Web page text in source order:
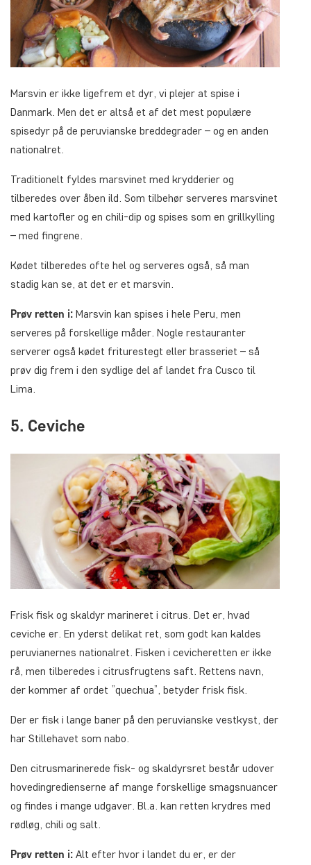
Marsvin er ikke ligefrem et dyr, vi plejer at spise i
Danmark. Men det er altså et af det mest populære
spisedyr på de peruvianske breddegrader – og en anden
nationalret.
Traditionelt fyldes marsvinet med krydderier og
tilberedes over åben ild. Som tilbehør serveres marsvinet
med kartofler og en chili-dip og spises som en grillkylling
– med fingrene.
Kødet tilberedes ofte hel og serveres også, så man
stadig kan se, at det er et marsvin.
Prøv retten i: Marsvin kan spises i hele Peru, men
serveres på forskellige måder. Nogle restauranter
serverer også kødet friturestegt eller brasseriet – så
prøv dig frem i den sydlige del af landet fra Cusco til
Lima.
5. Ceviche
Frisk fisk og skaldyr marineret i citrus. Det er, hvad
ceviche er. En yderst delikat ret, som godt kan kaldes
peruvianernes nationalret. Fisken i cevicheretten er ikke
rå, men tilberedes i citrusfrugtens saft. Rettens navn,
der kommer af ordet ”quechua”, betyder frisk fisk.
Der er fisk i lange baner på den peruvianske vestkyst, der
har Stillehavet som nabo.
Den citrusmarinerede fisk- og skaldyrsret består udover
hovedingredienserne af mange forskellige smagsnuancer
og findes i mange udgaver. Bl.a. kan retten krydres med
rødløg, chili og salt.
Prøv retten i: Alt efter hvor i landet du er, er der